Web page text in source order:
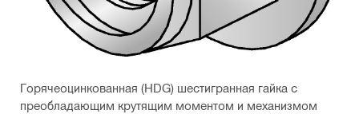
Горячеоцинкованная (HDG) шестигранная гайка с
преобладающим крутящим моментом и механизмом